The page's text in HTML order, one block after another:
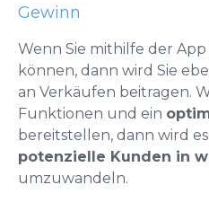
Gewinn
Wenn Sie mithilfe der
können, dann wird Sie
an Verkäufen beitragen.
Funktionen und ein
bereitstellen, dann wird
potenzielle Kunden in
umzuwandeln.